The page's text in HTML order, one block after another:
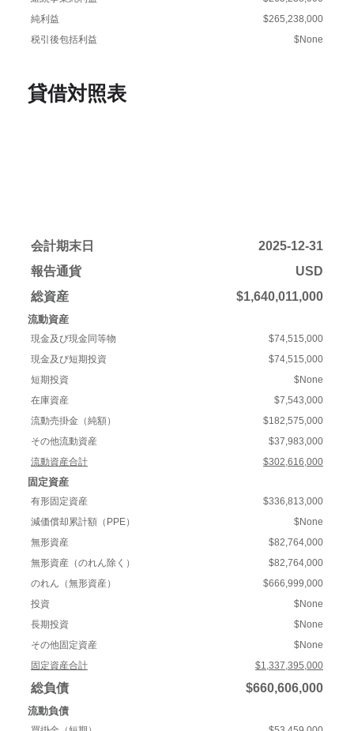
純利益
$265,238,000
税引後包括利益
$None
貸借対照表
会計期末日
2025-12-31
報告通貨
USD
総資産
$1,640,011,000
流動資産
現金及び現金同等物
$74,515,000
現金及び短期投資
$74,515,000
短期投資
$None
在庫資産
$7,543,000
流動売掛金（純額）
$182,575,000
その他流動資産
$37,983,000
流動資産合計
$302,616,000
固定資産
有形固定資産
$336,813,000
減価償却累計額（PPE）
$None
無形資産
$82,764,000
無形資産（のれん除く）
$82,764,000
のれん（無形資産）
$666,999,000
投資
$None
長期投資
$None
その他固定資産
$None
固定資産合計
$1,337,395,000
総負債 $660,606,000
流動負債